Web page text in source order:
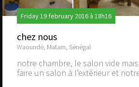
Friday 19 february 2016 à 18h16
chez nous
Waoundé, Matam, Sénégal
notre chambre, le salon vide
faire un salon à l’extérieur et